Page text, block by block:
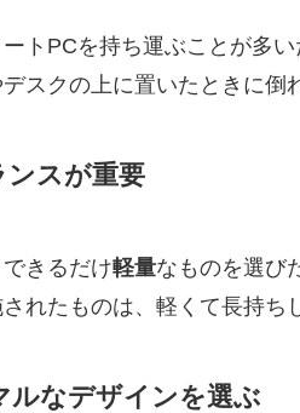
トPCを持ち運ぶことが多い
スクの上に置いたときに倒
スが重要
きるだけ軽量なものを選び
れたものは、軽くて長持ち
なデザインを選ぶ